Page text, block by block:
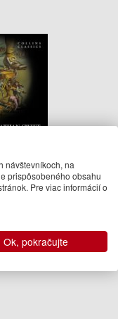
Travels
do 21 dní
návštevníkoch, na
prispôsobeného obsahu
Pre viac informácií o
Ok, pokračujte